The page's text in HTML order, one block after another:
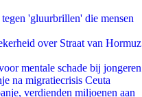
'gluurbrillen' die mensen
over Straat van Hormuz
mentale schade bij jongeren
na migratiecrisis Ceuta
verdienden miljoenen aan